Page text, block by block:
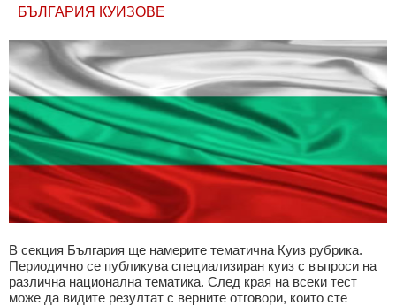
БЪЛГАРИЯ КУИЗОВЕ
В секция България ще намерите тематична Куиз рубрика.
Периодично се публикува специализиран куиз с въпроси на
различна национална тематика. След края на всеки тест
може да видите резултат с верните отговори, които сте